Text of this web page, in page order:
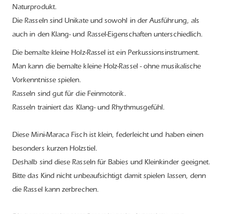
Naturprodukt.
Die Rasseln sind Unikate und sowohl in der Ausführung, als
auch in den Klang- und Rassel-Eigenschaften unterschiedlich.
Die bemalte kleine Holz-Rassel ist ein Perkussionsinstrument.
Man kann die bemalte kleine Holz-Rassel - ohne musikalische
Vorkenntnisse spielen.
Rasseln sind gut für die Feinmotorik.
Rasseln trainiert das Klang- und Rhythmusgefühl.
Diese Mini-Maraca Fisch ist klein, federleicht und haben einen
besonders kurzen Holzstiel.
Deshalb sind diese Rasseln für Babies und Kleinkinder geeignet.
Bitte das Kind nicht unbeaufsichtigt damit spielen lassen, denn
die Rassel kann zerbrechen.